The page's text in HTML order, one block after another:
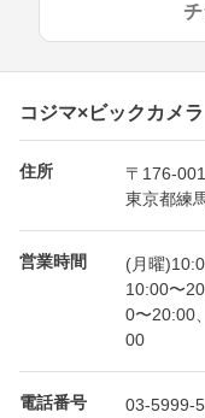
コジマ×ビックカメ
住所
〒176-
東京都練
営業時間
(月曜
10:00〜
0〜20:00
00
電話番号 03-5999-